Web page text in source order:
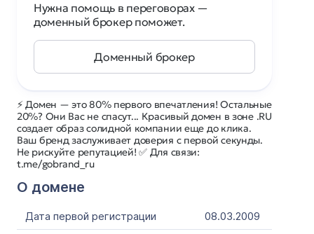
⚡ Домен — это 80% первого впечатления! Остальные
20%? Они Вас не спасут... Красивый домен в зоне .RU
создает образ солидной компании еще до клика.
Ваш бренд заслуживает доверия с первой секунды.
Не рискуйте репутацией! ✅ Для связи:
t.me/gobrand_ru
О домене
Дата первой регистрации
08.03.2009
Нужна помощь в переговорах —
доменный брокер поможет.
Доменный брокер